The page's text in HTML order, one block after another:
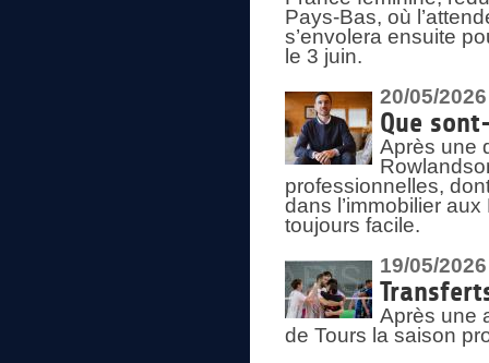
Pays-Bas, où
s’envolera ensuite
le 3 juin.
20/05/2026
Que
Après une
professionnelles,
dans l’immobilier
toujours facile.
19/05/2026
Après une
de Tours la saison